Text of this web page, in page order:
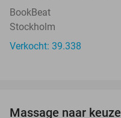
BookBeat
Stockholm
Verkocht: 39.338
Massage naar